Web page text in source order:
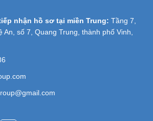
nhận hồ sơ tại miền Trung: Tầng 7,
An, số 7, Quang Trung, thành phố Vinh,